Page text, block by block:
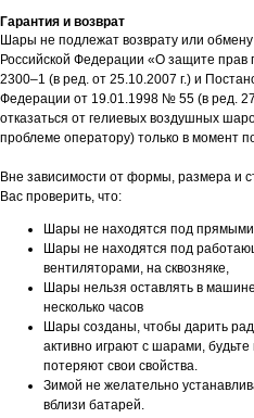
Гарантия и возврат
Шары не подлежат возврату или обмену
Российской Федерации «О защите
2300–1 (в ред. от 25.10.2007 г.) и
Федерации от 19.01.1998 № 55 (в ред.
отказаться от гелиевых воздушных
проблеме оператору) только в момент
Вне зависимости от формы, размера и
Вас проверить, что:
Шары не находятся под
Шары не находятся под
вентиляторами, на сквозняке,
Шары нельзя оставлять в
несколько часов
Шары созданы, чтобы дарить
активно играют с шарами,
потеряют свои свойства.
Зимой не желательно
вблизи батарей.